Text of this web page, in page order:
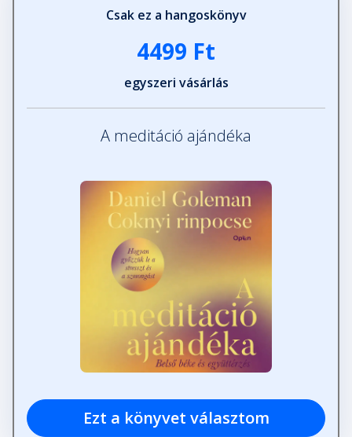
Csak ez a hangoskönyv
4499 Ft
egyszeri vásárlás
A meditáció ajándéka
Ezt a könyvet választom